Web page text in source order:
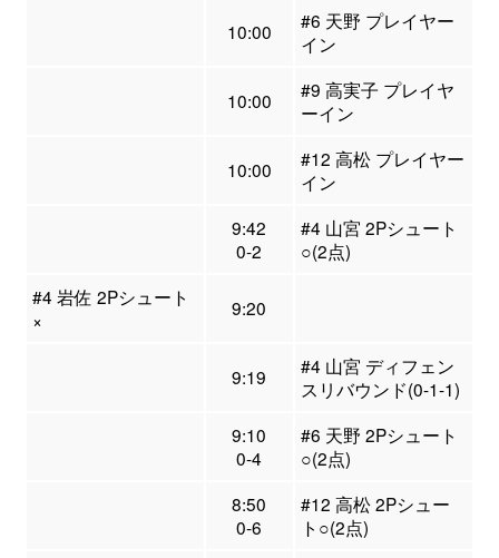
10:00
#6 天野 プレイヤー
イン
10:00
#9 高実子 プレイヤ
ーイン
10:00
#12 高松 プレイヤー
イン
9:42
0-2
#4 山宮 2Pシュート
○(2点)
#4 岩佐 2Pシュート
×
9:20
9:19
#4 山宮 ディフェン
スリバウンド(0-1-1)
9:10
0-4
#6 天野 2Pシュート
○(2点)
8:50
0-6
#12 高松 2Pシュー
ト○(2点)